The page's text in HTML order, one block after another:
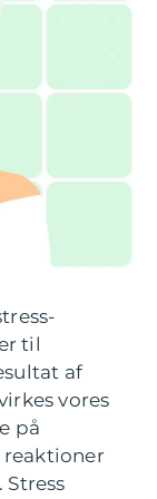
til
af
vores
på
reaktioner